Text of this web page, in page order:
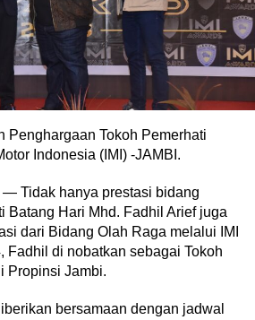
Penghargaan Tokoh Pemerhati
Indonesia (IMI) -JAMBI.
— Tidak hanya prestasi bidang
Batang Hari Mhd. Fadhil Arief juga
dari Bidang Olah Raga melalui IMI
Fadhil di nobatkan sebagai Tokoh
Propinsi Jambi.
bersamaan dengan jadwal